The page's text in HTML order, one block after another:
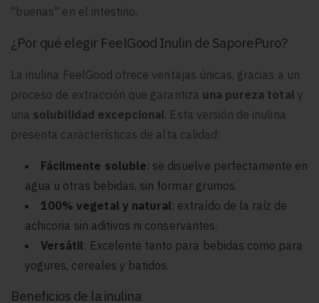
"buenas" en el intestino.
¿Por qué elegir FeelGood Inulin de SaporePuro?
La inulina FeelGood ofrece ventajas únicas, gracias a un
proceso de extracción que garantiza una pureza total y
una solubilidad excepcional. Esta versión de inulina
presenta características de alta calidad:
Fácilmente soluble: se disuelve perfectamente en
agua u otras bebidas, sin formar grumos.
100% vegetal y natural: extraído de la raíz de
achicoria sin aditivos ni conservantes.
Versátil: Excelente tanto para bebidas como para
yogures, cereales y batidos.
Beneficios de la inulina